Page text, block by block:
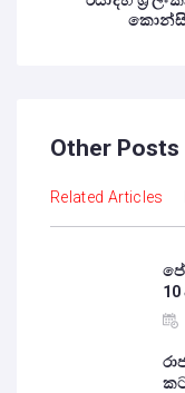
Other Posts
Related Articles